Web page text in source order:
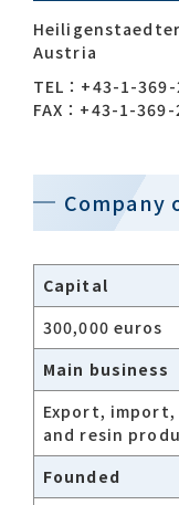
Contact list
#Company
#Global network
Austria
TEL：+43-1-
FAX：+43-1-
Company
Capital
300,000 euros
Main business
Export, import,
and resin
Founded